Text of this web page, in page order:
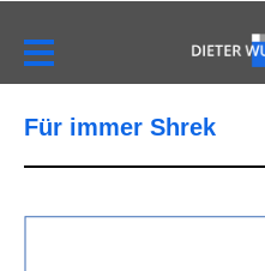
Für immer Shrek